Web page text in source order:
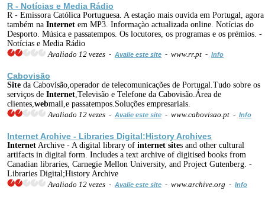
R - Notícias e Media Rádio
R - Emissora Católica Portuguesa. A estaçào mais ouvida em Portugal, agora
também na Internet em MP3. Informaçào actualizada online. Notícias do
Desporto. Música e passatempos. Os locutores, os programas e os prémios. -
Notícias e Media Rádio
Avaliado 12 vezes - Avalie este site - www.rr.pt - Info
Cabovisão
Site da Cabovisão,operador de telecomunicações de Portugal.Tudo sobre os
serviços de Internet ,Televisão e Telefone da Cabovisão.Área de
clientes, webmail,e passatempos.Soluções empresariais.
Avaliado 12 vezes - Avalie este site - www.cabovisao.pt - Info
Internet Archive - Libraries Digital;History Archives
Internet Archive - A digital library of internet sites and other cultural
artifacts in digital form. Includes a text archive of digitised books from
Canadian libraries, Carnegie Mellon University, and Project Gutenberg. -
Libraries Digital;History Archive
Avaliado 12 vezes - Avalie este site - www.archive.org - Info